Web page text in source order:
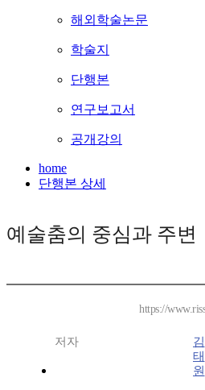
해외학술논문
학술지
단행본
연구보고서
공개강의
home
단행본 상세
예술춤의 중심과 주변
https://
저자
김
태
원